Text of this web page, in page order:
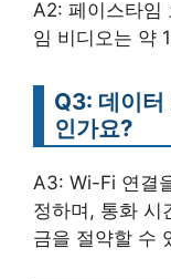
A2: 페이스타임
임 비디오는 약
Q3: 데이터
인가요?
A3: Wi-Fi 연결
정하며, 통화 시
금을 절약할 수